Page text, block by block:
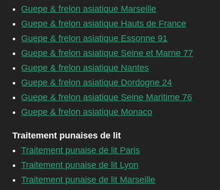
Guepe & frelon asiatique Marseille
Guepe & frelon asiatique Hauts de France
Guepe & frelon asiatique Essonne 91
Guepe & frelon asiatique Seine et Marne 77
Guepe & frelon asiatique Nantes
Guepe & frelon asiatique Dordogne 24
Guepe & frelon asiatique Seine Maritime 76
Guepe & frelon asiatique Monaco
Traitement punaises de lit
Traitement punaise de lit Paris
Traitement punaise de lit Lyon
Traitement punaise de lit Marseille